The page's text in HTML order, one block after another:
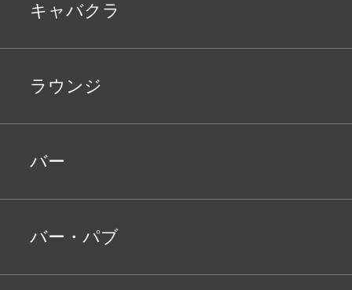
キャバクラ
ラウンジ
バー
バー・パブ